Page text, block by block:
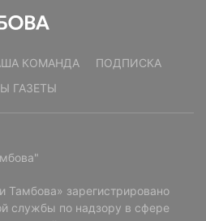
КОМАНДА
ПОДПИСКА
ГАЗЕТЫ
Тамбова» зарегистрировано
службы по надзору в сфере